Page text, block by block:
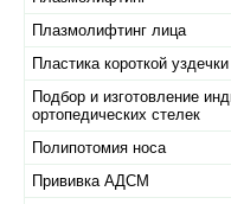
Плазмолифтинг лица
Пластика короткой
Подбор и изготовление
ортопедических стелек
Полипотомия носа
Прививка АДСМ